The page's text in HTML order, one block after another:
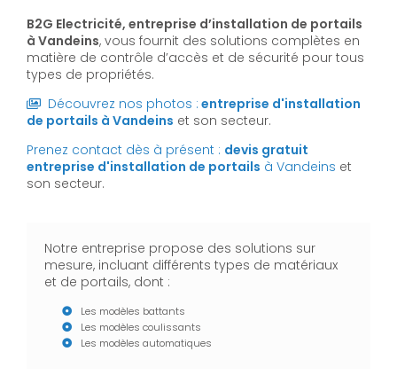
B2G Electricité, entreprise d’installation de portails
à Vandeins, vous fournit des solutions complètes en
matière de contrôle d’accès et de sécurité pour tous
types de propriétés.
Découvrez nos photos : entreprise d'installation
de portails à Vandeins et son secteur.
Prenez contact dès à présent : devis gratuit
entreprise d'installation de portails à Vandeins et
son secteur.
Notre entreprise propose des solutions sur
mesure, incluant différents types de matériaux
et de portails, dont :
Les modèles battants
Les modèles coulissants
Les modèles automatiques